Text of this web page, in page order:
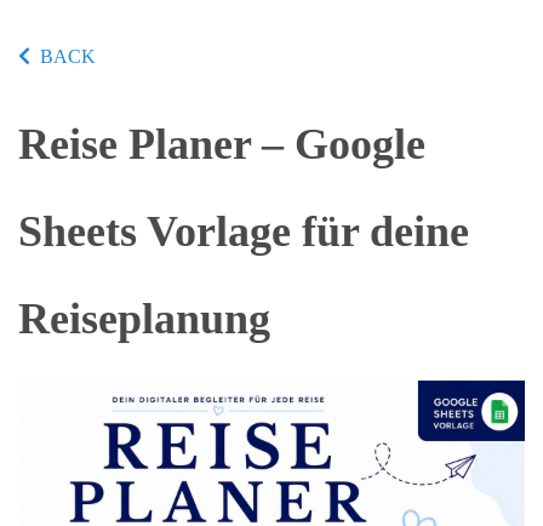
BACK
Reise Planer – Google
Sheets Vorlage für deine
Reiseplanung